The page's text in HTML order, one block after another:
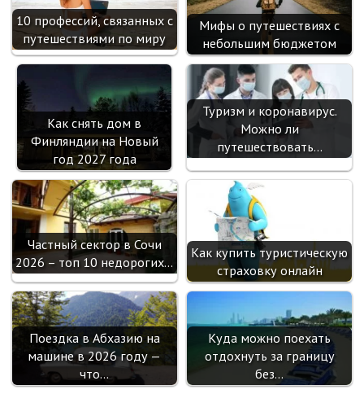
10 профессий, связанных с
путешествиями по миру
Мифы о путешествиях с
небольшим бюджетом
Как снять дом в
Финляндии на Новый
год 2027 года
Туризм и коронавирус.
Можно ли
путешествовать…
Частный сектор в Сочи
2026 – топ 10 недорогих…
Как купить туристическую
страховку онлайн
Поездка в Абхазию на
машине в 2026 году —
что…
Куда можно поехать
отдохнуть за границу
без…